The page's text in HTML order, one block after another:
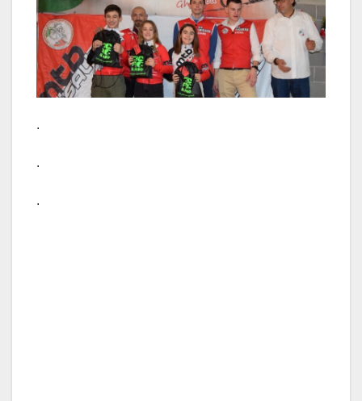
.
.
.